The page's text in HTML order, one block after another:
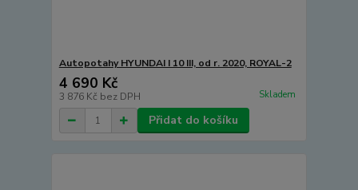
Autopotahy HYUNDAI I 10 III, od r. 2020, ROYAL-2
4 690 Kč
3 876 Kč bez DPH Skladem
Přidat do košíku